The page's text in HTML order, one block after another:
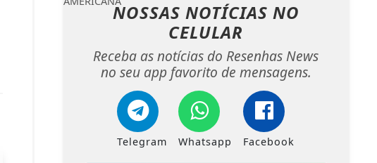
NOSSAS NOTÍCIAS NO
CELULAR
Receba as notícias do Resenhas News
no seu app favorito de mensagens.
Telegram Whatsapp Facebook